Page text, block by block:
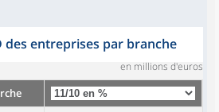
des entreprises par branche
en millions d'euros